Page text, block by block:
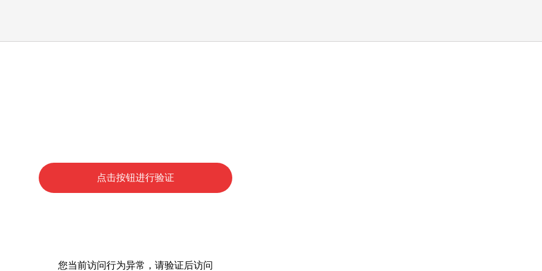
点击按钮进行验证
您当前访问行为异常，请验证后访问